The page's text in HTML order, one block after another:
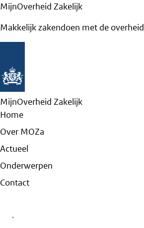
MijnOverheid Zakelijk
Makkelijk zakendoen met de overheid
MijnOverheid Zakelijk
Home
Over MOZa
Actueel
Onderwerpen
Contact